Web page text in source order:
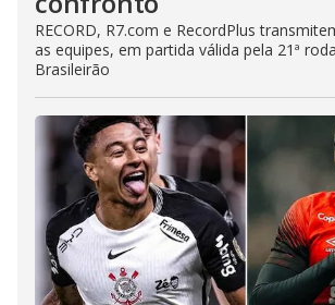
RECORD, R7.com e RecordPlus
as equipes, em partida válida pela 21ª
Brasileirão